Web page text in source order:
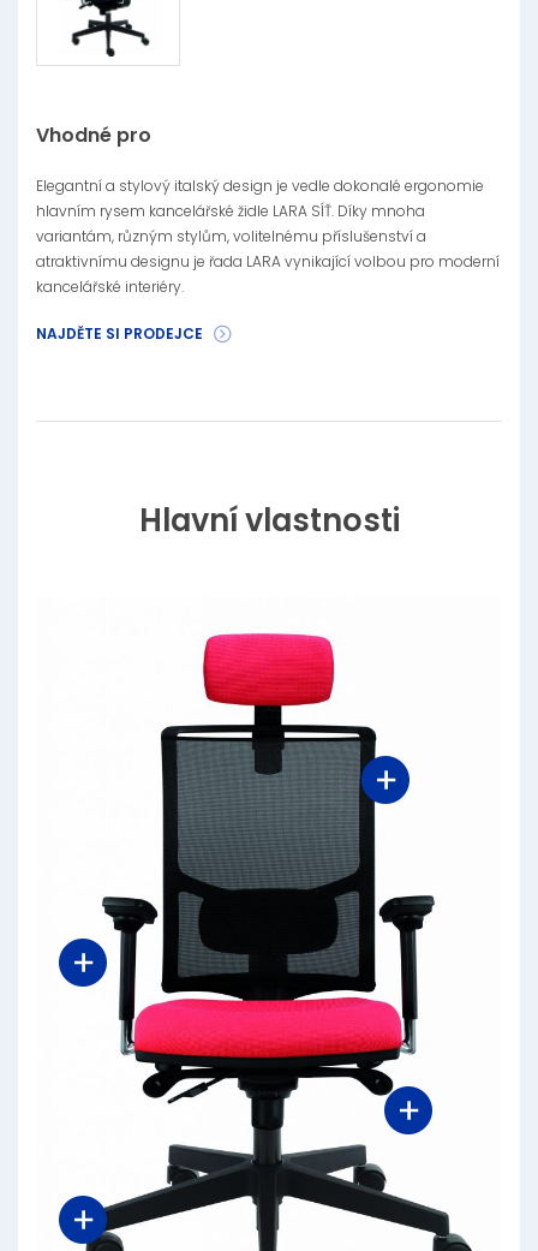
Vhodné pro
Elegantní a stylový italský design je vedle dokonalé ergonomie
hlavním rysem kancelářské židle LARA SÍŤ. Díky mnoha
variantám, různým stylům, volitelnému příslušenství a
atraktivnímu designu je řada LARA vynikající volbou pro moderní
kancelářské interiéry.
NAJDĚTE SI PRODEJCE
Hlavní vlastnosti